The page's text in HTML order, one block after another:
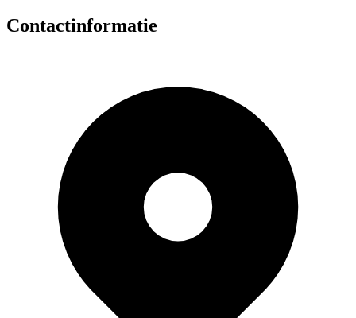
Contactinformatie